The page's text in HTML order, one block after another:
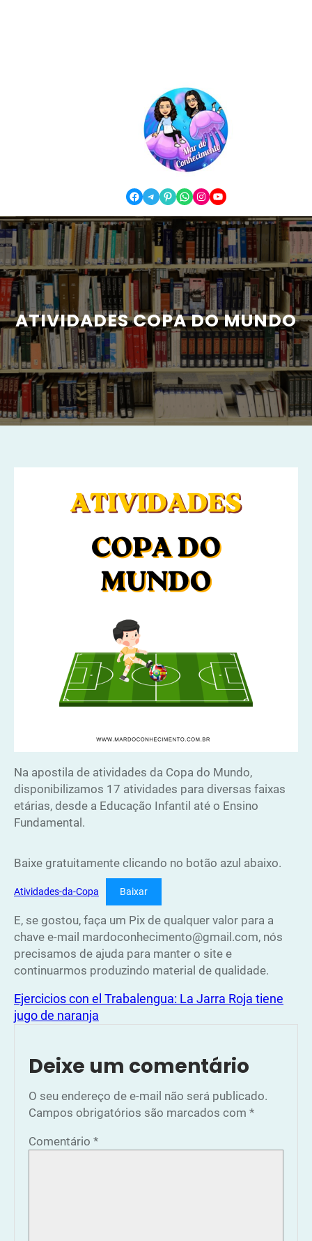
Facebook Telegram Pinterest WhatsApp Instagram YouTube
ATIVIDADES COPA DO MUNDO
Na apostila de atividades da Copa do Mundo,
disponibilizamos 17 atividades para diversas faixas
etárias, desde a Educação Infantil até o Ensino
Fundamental.
Baixe gratuitamente clicando no botão azul abaixo.
Atividades-da-Copa Baixar
E, se gostou, faça um Pix de qualquer valor para a
chave e-mail mardoconhecimento@gmail.com, nós
precisamos de ajuda para manter o site e
continuarmos produzindo material de qualidade.
Ejercicios con el Trabalengua: La Jarra Roja tiene
jugo de naranja
Deixe um comentário
O seu endereço de e-mail não será publicado.
Campos obrigatórios são marcados com *
Comentário *